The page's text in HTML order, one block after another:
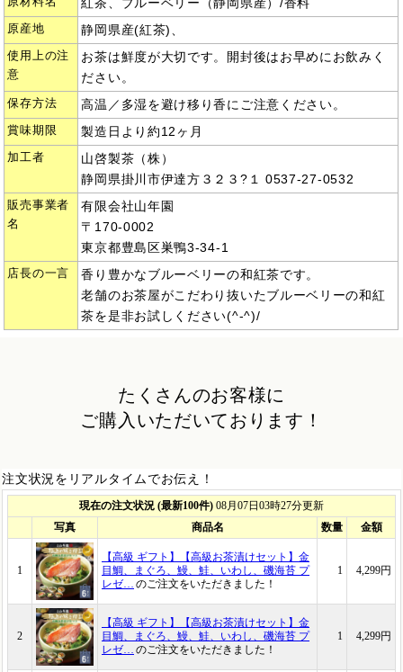
紅茶、ブルーベリー（静岡県産）/香料
原産地 静岡県産(紅茶)、
使用上の注
意
お茶は鮮度が大切です。開封後はお早めにお飲みく
ださい。
保存方法 高温／多湿を避け移り香にご注意ください。
賞味期限 製造日より約12ヶ月
加工者
山啓製茶（株）
静岡県掛川市伊達方３２３?１ 0537-27-0532
販売事業者
名
有限会社山年園
〒170-0002
東京都豊島区巣鴨3-34-1
店長の一言
香り豊かなブルーベリーの和紅茶です。
老舗のお茶屋がこだわり抜いたブルーベリーの和紅
茶を是非お試しください(^-^)/
たくさんのお客様に
ご購入いただいております！
注文状況をリアルタイムでお伝え！